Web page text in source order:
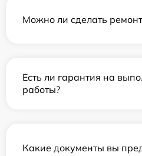
Можно ли сделать
Есть ли гарантия на
работы?
Какие документы вы